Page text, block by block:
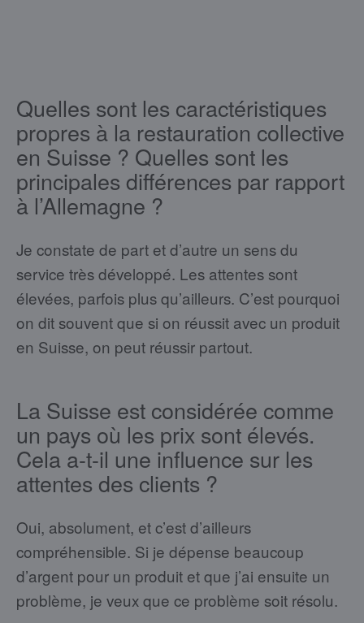
Quelles sont les caractéristiques
propres à la restauration collective
en Suisse ? Quelles sont les
principales différences par rapport
à l’Allemagne ?
Je constate de part et d’autre un sens du
service très développé. Les attentes sont
élevées, parfois plus qu’ailleurs. C’est pourquoi
on dit souvent que si on réussit avec un produit
en Suisse, on peut réussir partout.
La Suisse est considérée comme
un pays où les prix sont élevés.
Cela a-t-il une influence sur les
attentes des clients ?
Oui, absolument, et c’est d’ailleurs
compréhensible. Si je dépense beaucoup
d’argent pour un produit et que j’ai ensuite un
problème, je veux que ce problème soit résolu.